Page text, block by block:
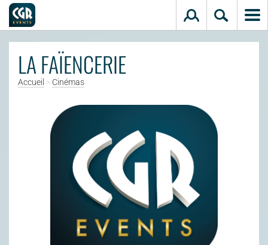
Aller au contenu principal
LA FAÏENCERIE
Accueil > Cinémas